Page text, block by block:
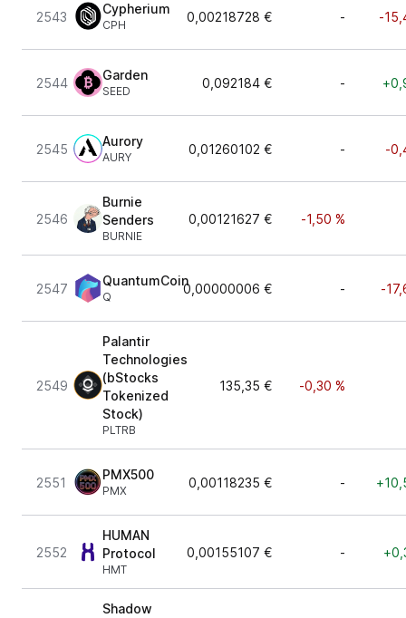
2543
Cypherium
CPH
0,00218728 € - -
2544
Garden
SEED
0,092184 € -
2545
Aurory
AURY
0,01260102 € - -
2546
Burnie
Senders
BURNIE
0,00121627 € -1,50 %
2547
QuantumCoin
Q
0,00000006 € - -
2549
Palantir
Technologies
(bStocks
Tokenized
Stock)
PLTRB
135,35 € -0,30 %
2551
PMX500
PMX
0,00118235 € -
2552
HUMAN
Protocol
HMT
0,00155107 € -
Shadow